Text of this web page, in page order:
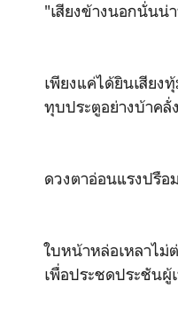
"เสียงข้างนอกนั่นน่
เพียงแค่ได้ยินเสีย
ทุบประตูอย่างบ้าคลั่
ดวงตาอ่อนแรงปรือ
ใบหน้าหล่อเหลาไม่
เพื่อประชดประชันผู้